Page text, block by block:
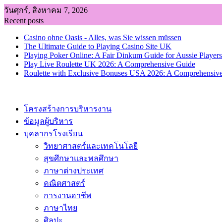
Skip
to
content
วันศุกร์, สิงหาคม 7, 2026
Recent posts
Casino ohne Oasis - Alles, was Sie wissen müssen
The Ultimate Guide to Playing Casino Site UK
Playing Poker Online: A Fair Dinkum Guide for Aussie Players
Play Live Roulette UK 2026: A Comprehensive Guide
Roulette with Exclusive Bonuses USA 2026: A
โครงสร้างการบริหารงาน
ข้อมูลผู้บริหาร
บุคลากรโรงเรียน
วิทยาศาสตร์และเทคโนโลยี
สุขศึกษาและพลศึกษา
ภาษาต่างประเทศ
คณิตศาสตร์
การงานอาชีพ
ภาษาไทย
ศิลปะ